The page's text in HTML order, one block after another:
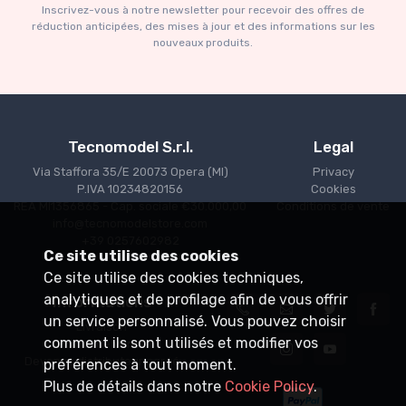
€227.05 €239.00
Inscrivez-vous à notre newsletter pour recevoir des offres de
réduction anticipées, des mises à jour et des informations sur les
nouveaux produits.
Tecnomodel S.r.l.
Via Staffora 35/E 20073 Opera (MI)
P.IVA 10234820156
REA MI1356865 - Cap. sociale €30.000,00
Legal
Privacy
Cookies
Conditions de vente
Informations
Livraison
Points de vente
Devenez distributeur agréé
Ce site utilise des cookies
Ce site utilise des cookies techniques,
analytiques et de profilage afin de vous offrir
un service personnalisé. Vous pouvez choisir
comment ils sont utilisés et modifier vos
préférences à tout moment.
Plus de détails dans notre Cookie Policy.